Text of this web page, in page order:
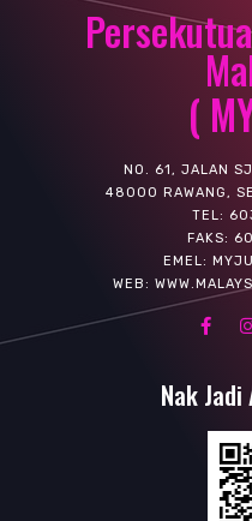
(
NO. 61, JALAN
48000 RAWANG,
TEL:
FAKS:
EMEL:
WEB:
Nak Jadi